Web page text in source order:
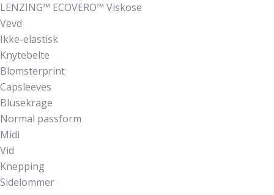
LENZING™ ECOVERO™ Viskose
Vevd
Ikke-elastisk
Knytebelte
Blomsterprint
Capsleeves
Blusekrage
Normal passform
Midi
Vid
Knepping
Sidelommer